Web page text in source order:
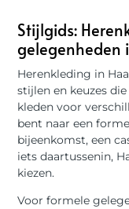
Stijlgids:
gelegenheden
Herenkleding in
stijlen en keuzes
kleden voor
bent naar een
bijeenkomst, een
iets daartussenin,
kiezen.
Voor formele